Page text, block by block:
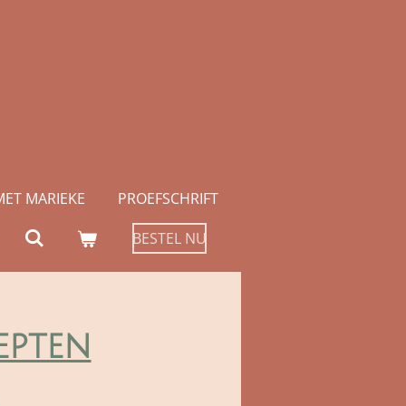
MARIEKE
PROEFSCHRIFT
BESTEL NU